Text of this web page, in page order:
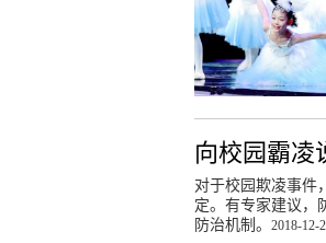
向校园霸凌
对于校园欺凌事件
定。有专家建议，
防治机制。 2018-12-